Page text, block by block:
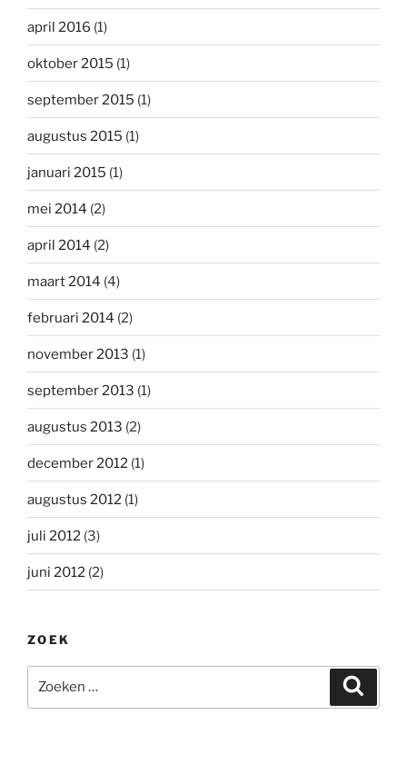
april 2016 (1)
oktober 2015 (1)
september 2015 (1)
augustus 2015 (1)
januari 2015 (1)
mei 2014 (2)
april 2014 (2)
maart 2014 (4)
februari 2014 (2)
november 2013 (1)
september 2013 (1)
augustus 2013 (2)
december 2012 (1)
augustus 2012 (1)
juli 2012 (3)
juni 2012 (2)
ZOEK
naar: